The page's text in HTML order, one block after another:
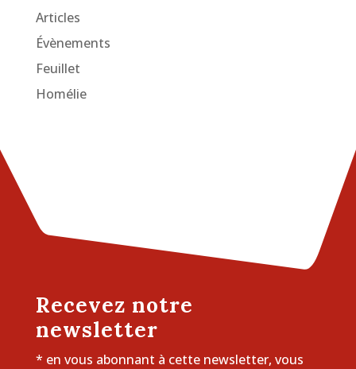
Articles
Évènements
Feuillet
Homélie
Recevez notre
newsletter
* en vous abonnant à cette newsletter, vous